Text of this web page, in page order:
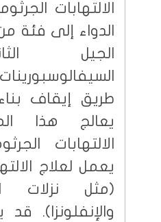
الالتهابات
الدواء إلى فئة
الجيل
طريق إيقاف بناء
يعالج هذا
الالتهابات
يعمل لعلاج
(مثل نزلات
والإنفلونزا).